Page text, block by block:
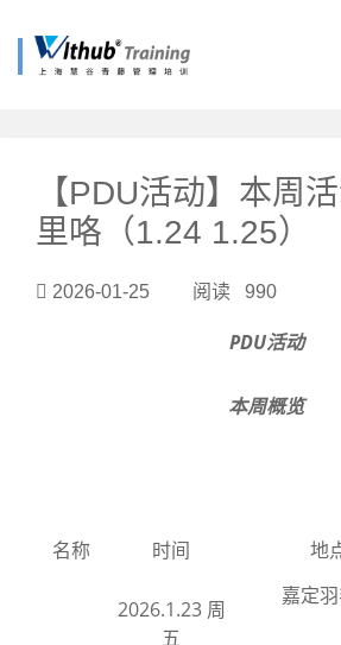
【PDU活动】本周
里咯（1.24 1.25）
2026-01-25 阅读 990
PDU活动
本周概览
名称 时间 地
2026.1.23 周
五
嘉定